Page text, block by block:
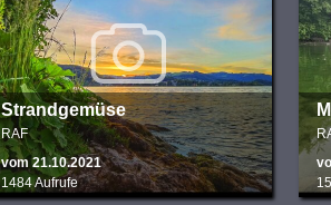
Strandgemüse
RAF
vom 21.10.2021
1484 Aufrufe